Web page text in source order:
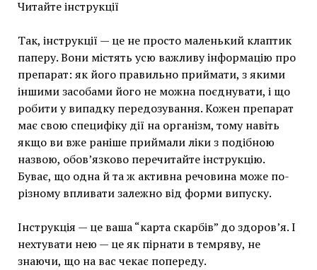
Читайте інструкції
Так, інструкції — це не просто маленький клаптик
паперу. Вони містять усю важливу інформацію про
препарат: як його правильно приймати, з якими
іншими засобами його не можна поєднувати, і що
робити у випадку передозування. Кожен препарат
має свою специфіку дії на організм, тому навіть
якщо ви вже раніше приймали ліки з подібною
назвою, обов’язково перечитайте інструкцію.
Буває, що одна й та ж активна речовина може по-
різному впливати залежно від форми випуску.
Інструкція — це ваша “карта скарбів” до здоров’я. І
нехтувати нею — це як пірнати в темряву, не
знаючи, що на вас чекає попереду.